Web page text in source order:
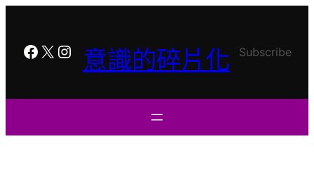
容
Facebook
X Instagram
意識的碎片化 Subscribe